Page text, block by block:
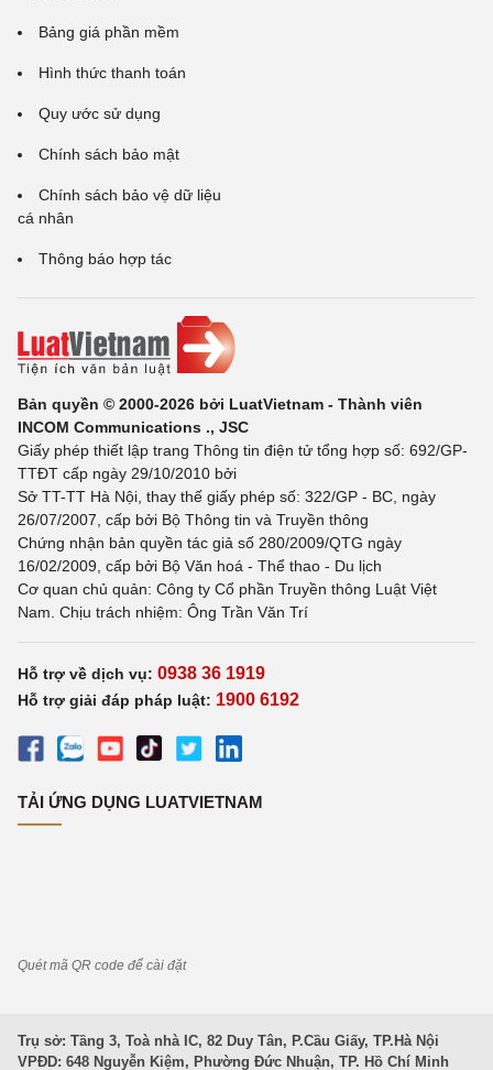
Bảng giá phần mềm
Hình thức thanh toán
Quy ước sử dụng
Chính sách bảo mật
Chính sách bảo vệ dữ liệu
cá nhân
Thông báo hợp tác
Bản quyền © 2000-2026 bởi LuatVietnam - Thành viên
INCOM Communications ., JSC
Giấy phép thiết lập trang Thông tin điện tử tổng hợp số: 692/GP-
TTĐT cấp ngày 29/10/2010 bởi
Sở TT-TT Hà Nội, thay thế giấy phép số: 322/GP - BC, ngày
26/07/2007, cấp bởi Bộ Thông tin và Truyền thông
Chứng nhận bản quyền tác giả số 280/2009/QTG ngày
16/02/2009, cấp bởi Bộ Văn hoá - Thể thao - Du lịch
Cơ quan chủ quản: Công ty Cổ phần Truyền thông Luật Việt
Nam. Chịu trách nhiệm: Ông Trần Văn Trí
Hỗ trợ về dịch vụ: 0938 36 1919
Hỗ trợ giải đáp pháp luật: 1900 6192
TẢI ỨNG DỤNG LUATVIETNAM
Quét mã QR code để cài đặt
Trụ sở: Tầng 3, Toà nhà IC, 82 Duy Tân, P.Cầu Giấy, TP.Hà Nội
VPĐD: 648 Nguyễn Kiệm, Phường Đức Nhuận, TP. Hồ Chí Minh